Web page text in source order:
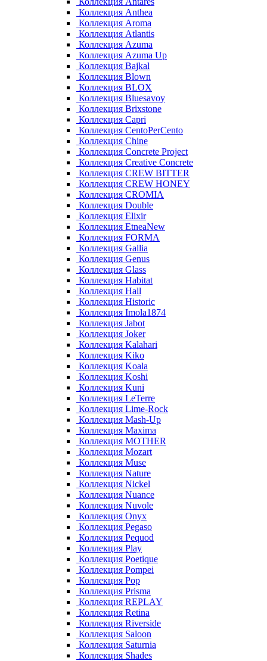
Коллекция Anthea
Коллекция Aroma
Коллекция Atlantis
Коллекция Azuma
Коллекция Azuma Up
Коллекция Bajkal
Коллекция Blown
Коллекция BLOX
Коллекция Bluesavoy
Коллекция Brixstone
Коллекция Capri
Коллекция CentoPerCento
Коллекция Chine
Коллекция Concrete Project
Коллекция Creative Concrete
Коллекция CREW BITTER
Коллекция CREW HONEY
Коллекция CROMIA
Коллекция Double
Коллекция Elixir
Коллекция EtneaNew
Коллекция FORMA
Коллекция Gallia
Коллекция Genus
Коллекция Glass
Коллекция Habitat
Коллекция Hall
Коллекция Historic
Коллекция Imola1874
Коллекция Jabot
Коллекция Joker
Коллекция Kalahari
Коллекция Kiko
Коллекция Koala
Коллекция Koshi
Коллекция Kuni
Коллекция LeTerre
Коллекция Lime-Rock
Коллекция Mash-Up
Коллекция Maxima
Коллекция MOTHER
Коллекция Mozart
Коллекция Muse
Коллекция Nature
Коллекция Nickel
Коллекция Nuance
Коллекция Nuvole
Коллекция Onyx
Коллекция Pegaso
Коллекция Pequod
Коллекция Play
Коллекция Poetique
Коллекция Pompei
Коллекция Pop
Коллекция Prisma
Коллекция REPLAY
Коллекция Retina
Коллекция Riverside
Коллекция Saloon
Коллекция Saturnia
Коллекция Shades